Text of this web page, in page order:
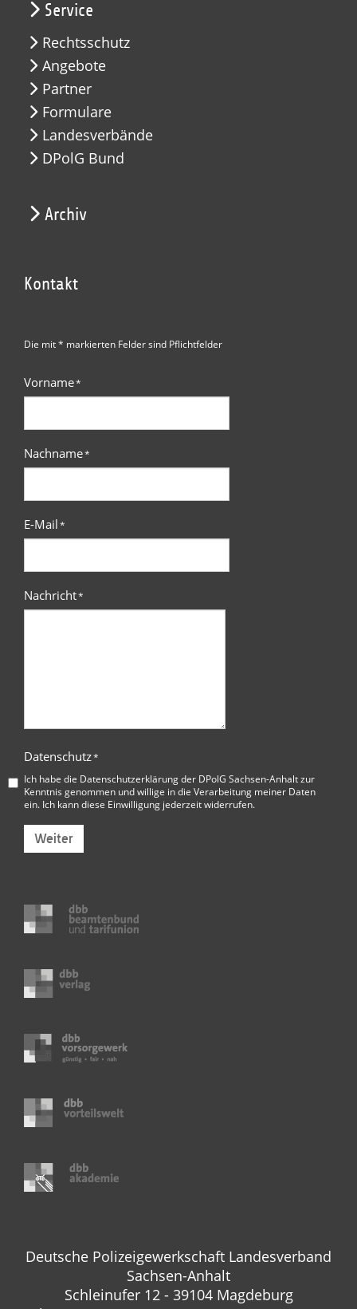
Service
Rechtsschutz
Angebote
Partner
Formulare
Landesverbände
DPolG Bund
Archiv
Kontakt
Die mit * markierten Felder sind Pflichtfelder
Vorname*
Nachname*
E-Mail*
Nachricht*
Datenschutz*
Ich habe die Datenschutzerklärung der DPolG Sachsen-Anhaltzur
Kenntnis genommen und willige in die Verarbeitung meiner Daten
ein. Ich kann diese Einwilligung jederzeit widerrufen.
Weiter
Deutsche Polizeigewerkschaft Landesverband
Sachsen-Anhalt
Schleinufer 12 - 39104 Magdeburg